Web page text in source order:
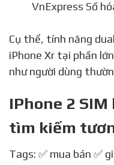
VnExpress Số
iPhone Xr tại phần